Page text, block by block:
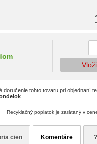
doručenie tohto tovaru pri objednaní
Recyklačný poplatok je zarátaný v
cien Komentáre ?